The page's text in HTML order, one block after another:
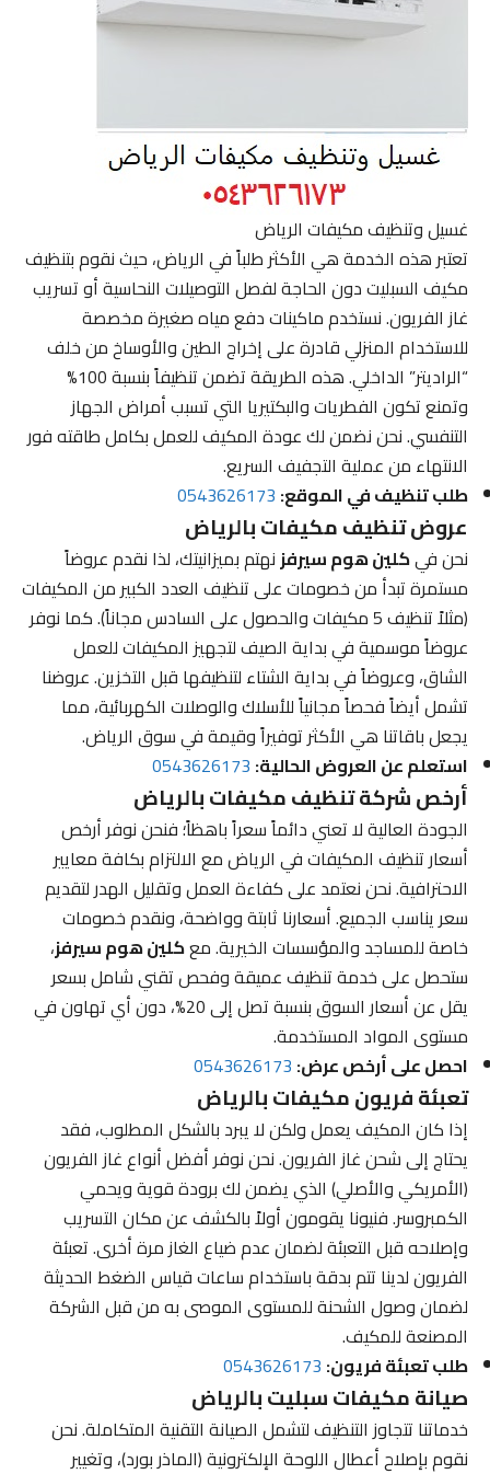
غسيل وتنظيف مكيفات الرياض
تعتبر هذه الخدمة هي الأكثر طلباً في الرياض، حيث نقوم بتنظيف
مكيف السبليت دون الحاجة لفصل التوصيلات النحاسية أو تسريب
غاز الفريون. نستخدم ماكينات دفع مياه صغيرة مخصصة
للاستخدام المنزلي قادرة على إخراج الطين والأوساخ من خلف
“الراديتر” الداخلي. هذه الطريقة تضمن تنظيفاً بنسبة 100%
وتمنع تكون الفطريات والبكتيريا التي تسبب أمراض الجهاز
التنفسي. نحن نضمن لك عودة المكيف للعمل بكامل طاقته فور
الانتهاء من عملية التجفيف السريع.
طلب تنظيف في الموقع:0543626173
عروض تنظيف مكيفات بالرياض
نحن فيكلين هوم سيرفزنهتم بميزانيتك، لذا نقدم عروضاً
مستمرة تبدأ من خصومات على تنظيف العدد الكبير من المكيفات
(مثلاً تنظيف 5 مكيفات والحصول على السادس مجاناً). كما نوفر
عروضاً موسمية في بداية الصيف لتجهيز المكيفات للعمل
الشاق، وعروضاً في بداية الشتاء لتنظيفها قبل التخزين. عروضنا
تشمل أيضاً فحصاً مجانياً للأسلاك والوصلات الكهربائية، مما
يجعل باقاتنا هي الأكثر توفيراً وقيمة في سوق الرياض.
استعلم عن العروض الحالية:0543626173
أرخص شركة تنظيف مكيفات بالرياض
الجودة العالية لا تعني دائماً سعراً باهظاً؛ فنحن نوفر أرخص
أسعار تنظيف المكيفات في الرياض مع الالتزام بكافة معايير
الاحترافية. نحن نعتمد على كفاءة العمل وتقليل الهدر لتقديم
سعر يناسب الجميع. أسعارنا ثابتة وواضحة، ونقدم خصومات
خاصة للمساجد والمؤسسات الخيرية. معكلين هوم سيرفز،
ستحصل على خدمة تنظيف عميقة وفحص تقني شامل بسعر
يقل عن أسعار السوق بنسبة تصل إلى 20%، دون أي تهاون في
مستوى المواد المستخدمة.
احصل على أرخص عرض:0543626173
تعبئة فريون مكيفات بالرياض
إذا كان المكيف يعمل ولكن لا يبرد بالشكل المطلوب، فقد
يحتاج إلى شحن غاز الفريون. نحن نوفر أفضل أنواع غاز الفريون
(الأمريكي والأصلي) الذي يضمن لك برودة قوية ويحمي
الكمبروسر. فنيونا يقومون أولاً بالكشف عن مكان التسريب
وإصلاحه قبل التعبئة لضمان عدم ضياع الغاز مرة أخرى. تعبئة
الفريون لدينا تتم بدقة باستخدام ساعات قياس الضغط الحديثة
لضمان وصول الشحنة للمستوى الموصى به من قبل الشركة
المصنعة للمكيف.
طلب تعبئة فريون:0543626173
صيانة مكيفات سبليت بالرياض
خدماتنا تتجاوز التنظيف لتشمل الصيانة التقنية المتكاملة. نحن
نقوم بإصلاح أعطال اللوحة الإلكترونية (الماذر بورد)، وتغيير